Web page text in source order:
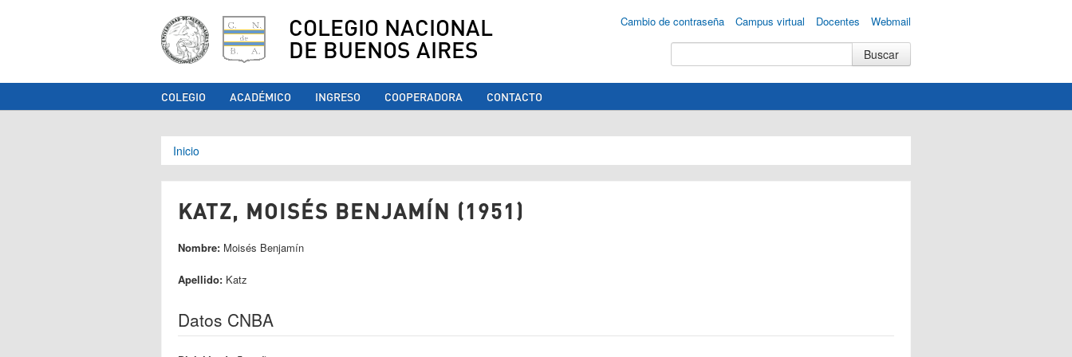
COLEGIO NACIONAL
DE BUENOS AIRES
Cambio de contraseña Campus virtual Docentes Webmail
COLEGIO ACADÉMICO INGRESO COOPERADORA CONTACTO
Se encuentra usted aquí
Inicio
KATZ, MOISÉS BENJAMÍN (1951)
Nombre: Moisés Benjamín
Apellido: Katz
Datos CNBA